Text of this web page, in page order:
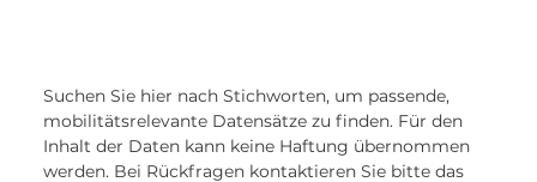
Suchen Sie hier nach Stichworten, um passende,
mobilitätsrelevante Datensätze zu finden. Für den
Inhalt der Daten kann keine Haftung übernommen
werden. Bei Rückfragen kontaktieren Sie bitte das